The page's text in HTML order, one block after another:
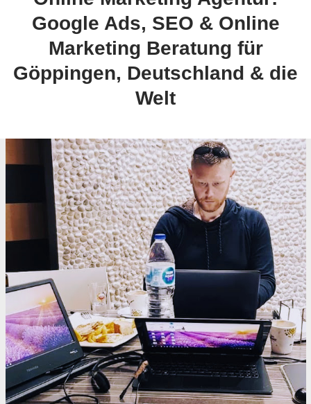
Google Ads, SEO & Online
Marketing Beratung für
Göppingen, Deutschland & die
Welt